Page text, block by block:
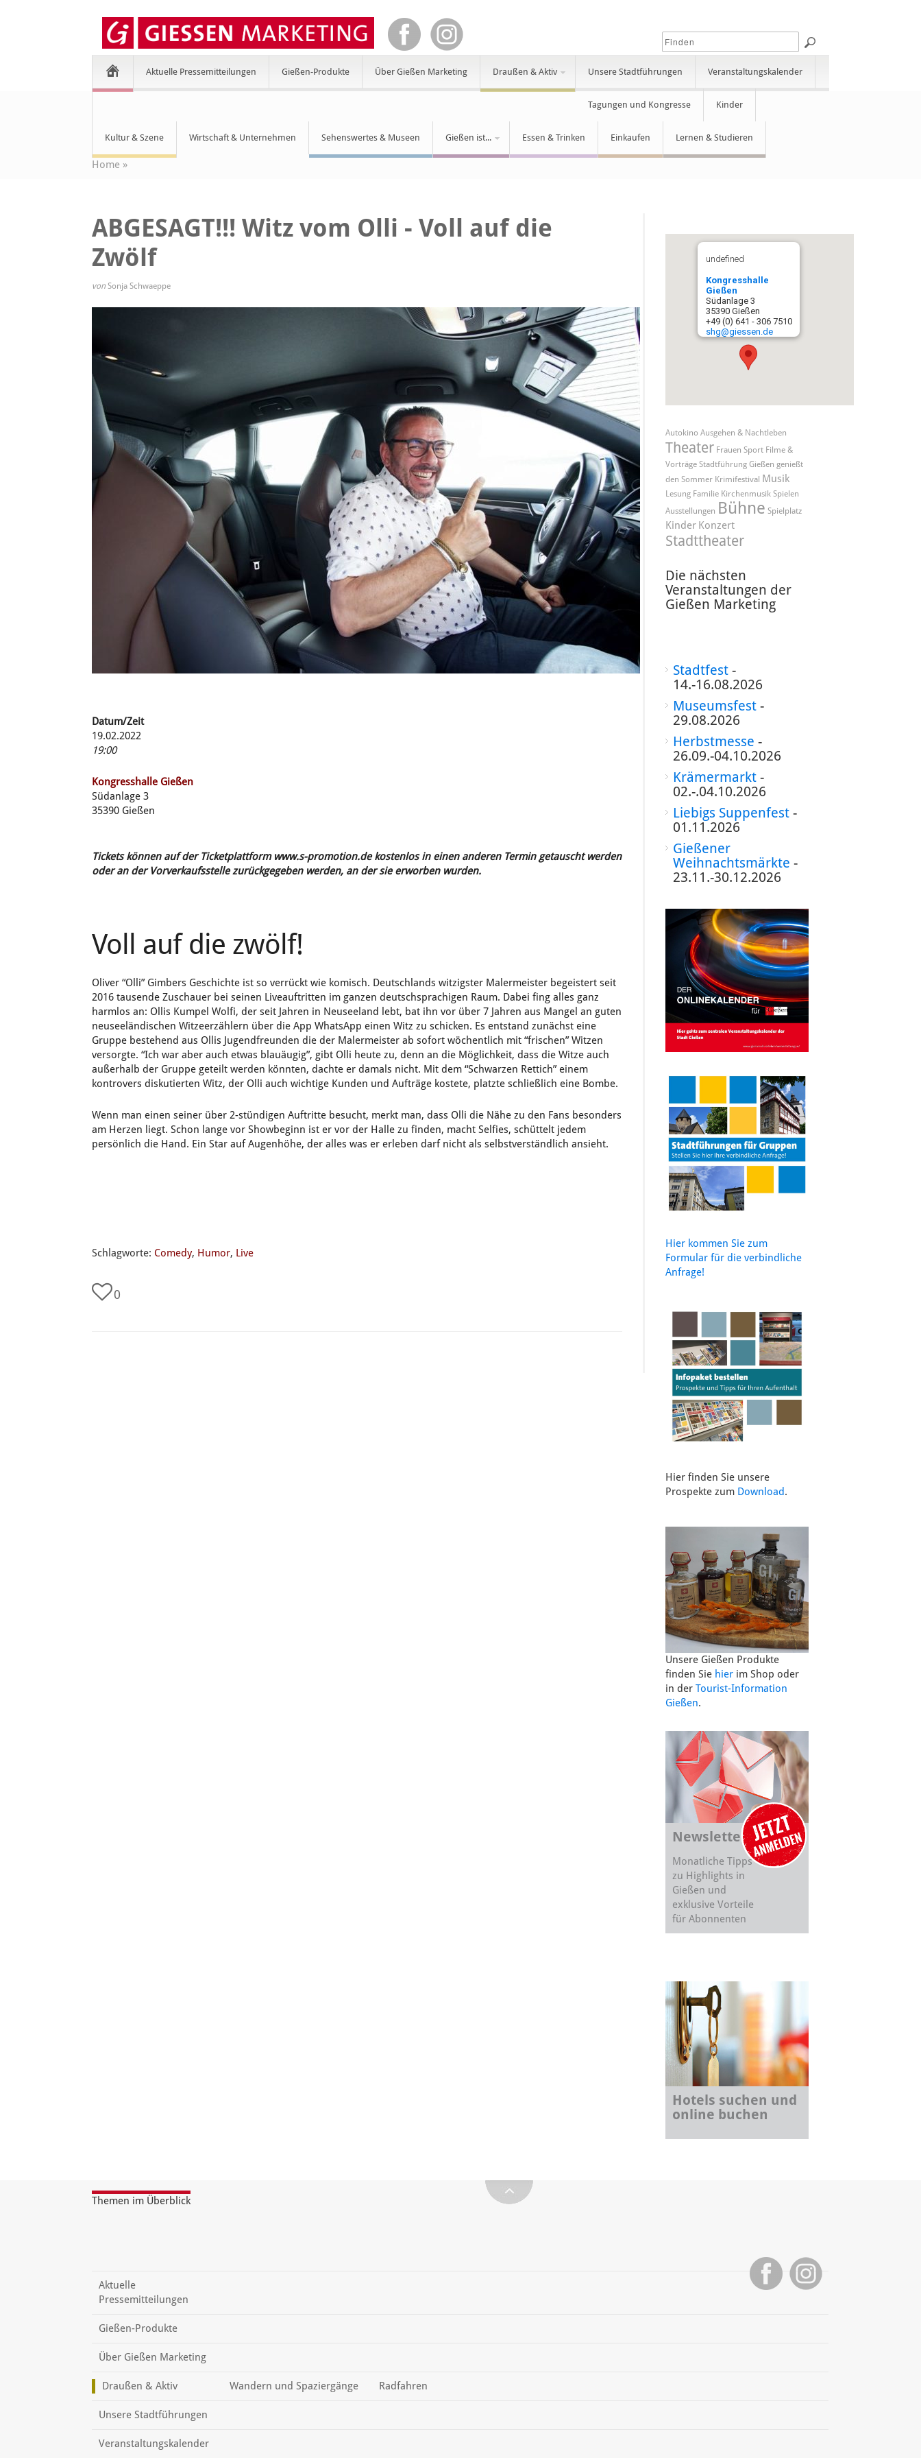
Aktuelle Pressemitteilungen Gießen-Produkte Über Gießen Marketing Draußen & Aktiv Unsere Stadtführungen Veranstaltungskalender
Tagungen und Kongresse Kinder
Kultur & Szene Wirtschaft & Unternehmen Sehenswertes & Museen Gießen ist... Essen & Trinken Einkaufen Lernen & Studieren
Home »
ABGESAGT!!! Witz vom Olli - Voll auf die
Zwölf
vonSonja Schwaeppe
Datum/Zeit
19.02.2022
19:00
Kongresshalle Gießen
Südanlage 3
35390 Gießen
Tickets können auf der Ticketplattform www.s-promotion.de kostenlos in einen anderen Termin getauscht werden
oder an der Vorverkaufsstelle zurückgegeben werden, an der sie erworben wurden.
Voll auf die zwölf!
Oliver “Olli” Gimbers Geschichte ist so verrückt wie komisch. Deutschlands witzigster Malermeister begeistert seit
2016 tausende Zuschauer bei seinen Liveauftritten im ganzen deutschsprachigen Raum. Dabei fing alles ganz
harmlos an: Ollis Kumpel Wolfi, der seit Jahren in Neuseeland lebt, bat ihn vor über 7 Jahren aus Mangel an guten
neuseeländischen Witzeerzählern über die App WhatsApp einen Witz zu schicken. Es entstand zunächst eine
Gruppe bestehend aus Ollis Jugendfreunden die der Malermeister ab sofort wöchentlich mit “frischen” Witzen
versorgte. “Ich war aber auch etwas blauäugig”, gibt Olli heute zu, denn an die Möglichkeit, dass die Witze auch
außerhalb der Gruppe geteilt werden könnten, dachte er damals nicht. Mit dem “Schwarzen Rettich” einem
kontrovers diskutierten Witz, der Olli auch wichtige Kunden und Aufträge kostete, platzte schließlich eine Bombe.
Wenn man einen seiner über 2-stündigen Auftritte besucht, merkt man, dass Olli die Nähe zu den Fans besonders
am Herzen liegt. Schon lange vor Showbeginn ist er vor der Halle zu finden, macht Selfies, schüttelt jedem
persönlich die Hand. Ein Star auf Augenhöhe, der alles was er erleben darf nicht als selbstverständlich ansieht.
Schlagworte: Comedy, Humor, Live
0
undefined
Kongresshalle
Gießen
Südanlage 3
35390 Gießen
+49 (0) 641 - 306 7510
shg@giessen.de
Autokino Ausgehen & Nachtleben
Theater Frauen Sport Filme &
Vorträge Stadtführung Gießen genießt
den Sommer Krimifestival Musik
Lesung Familie Kirchenmusik Spielen
Ausstellungen Bühne Spielplatz
Kinder Konzert
Stadttheater
Die nächsten
Veranstaltungen der
Gießen Marketing
Stadtfest-
14.-16.08.2026
Museumsfest-
29.08.2026
Herbstmesse -
26.09.-04.10.2026
Krämermarkt-
02.-.04.10.2026
Liebigs Suppenfest-
01.11.2026
Gießener
Weihnachtsmärkte -
23.11.-30.12.2026
Hier kommen Sie zum
Formular für die verbindliche
Anfrage!
Hier finden Sie unsere
Prospekte zum Download.
Unsere Gießen Produkte
finden Sie hierim Shop oder
in der Tourist-Information
Gießen.
Newsletter
Monatliche Tipps
zu Highlights in
Gießen und
exklusive Vorteile
für Abonnenten
Hotels suchen und
online buchen
Themen im Überblick
Aktuelle
Pressemitteilungen
Gießen-Produkte
Über Gießen Marketing
Draußen & Aktiv Wandern und Spaziergänge Radfahren
Unsere Stadtführungen
Veranstaltungskalender